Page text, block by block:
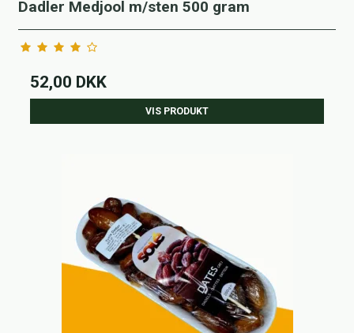
Dadler Medjool m/sten 500 gram
52,00 DKK
VIS PRODUKT